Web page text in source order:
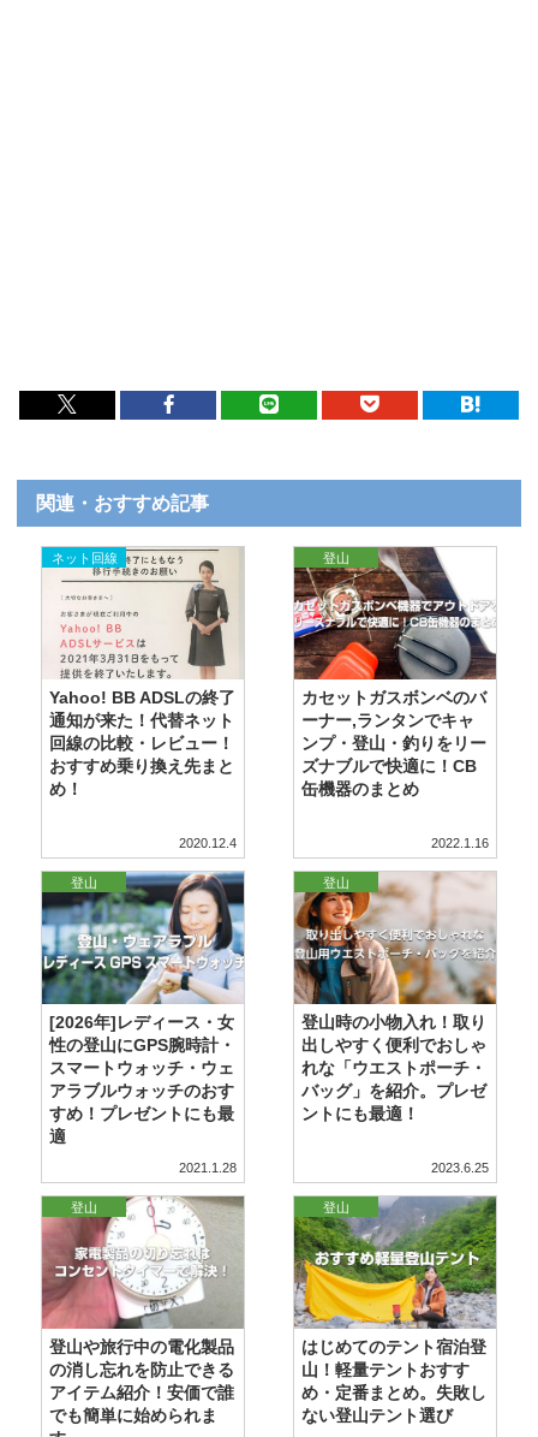
関連・おすすめ記事
Yahoo! BB ADSLの終了
通知が来た！代替ネット
回線の比較・レビュー！
おすすめ乗り換え先まと
め！
2020.12.4
ネット回線
カセットガスボンベのバ
ーナー,ランタンでキャ
ンプ・登山・釣りをリー
ズナブルで快適に！CB
缶機器のまとめ
2022.1.16
登山
[2026年]レディース・女
性の登山にGPS腕時計・
スマートウォッチ・ウェ
アラブルウォッチのおす
すめ！プレゼントにも最
適
2021.1.28
登山
登山時の小物入れ！取り
出しやすく便利でおしゃ
れな「ウエストポーチ・
バッグ」を紹介。プレゼ
ントにも最適！
2023.6.25
登山
登山や旅行中の電化製品
の消し忘れを防止できる
アイテム紹介！安価で誰
でも簡単に始められま
登山
はじめてのテント宿泊登
山！軽量テントおすす
め・定番まとめ。失敗し
ない登山テント選び
登山